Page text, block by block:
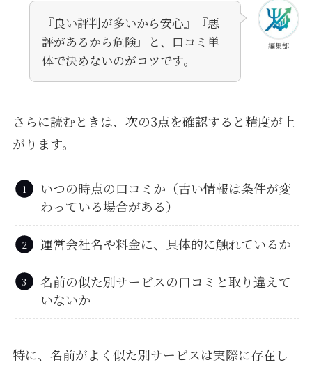
編集部
『良い評判が多いから安心』『悪
評があるから危険』と、口コミ単
体で決めないのがコツです。
さらに読むときは、次の3点を確認すると精度が上
がります。
いつの時点の口コミか（古い情報は条件が変
わっている場合がある）
運営会社名や料金に、具体的に触れているか
名前の似た別サービスの口コミと取り違えて
いないか
特に、名前がよく似た別サービスは実際に存在し